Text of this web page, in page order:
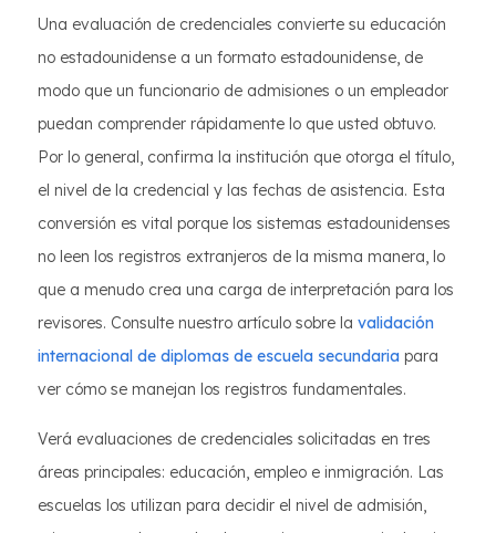
Una evaluación de credenciales convierte su educación
no estadounidense a un formato estadounidense, de
modo que un funcionario de admisiones o un empleador
puedan comprender rápidamente lo que usted obtuvo.
Por lo general, confirma la institución que otorga el título,
el nivel de la credencial y las fechas de asistencia. Esta
conversión es vital porque los sistemas estadounidenses
no leen los registros extranjeros de la misma manera, lo
que a menudo crea una carga de interpretación para los
revisores. Consulte nuestro artículo sobre la validación
internacional de diplomas de escuela secundaria para
ver cómo se manejan los registros fundamentales.
Verá evaluaciones de credenciales solicitadas en tres
áreas principales: educación, empleo e inmigración. Las
escuelas los utilizan para decidir el nivel de admisión,